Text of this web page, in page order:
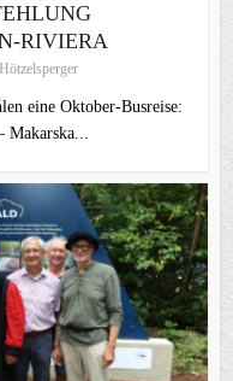
RIVIERA
eine Oktober-Busreise:
Makarska...